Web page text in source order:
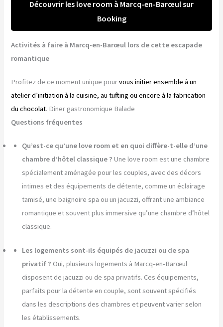
Découvrir les love room à Marcq-en-Barœul sur
Booking
Activités à faire à Marcq-en-Barœul lors de cette escapade
romantique
Profitez de ce moment unique pourvous initier ensemble à un
atelier d’initiation à la cuisine, au tufting ou encore à la fabrication
du chocolat. Diner gastronomique Balade
Questions fréquentes
Qu’est-ce qu’une love room et en quoi diffère-t-elle d’une
chambre d’hôtel classique ? Une love room est une chambre
spécialement aménagée pour les couples, avec des décors
intimes et des équipements de détente, comme un éclairage
tamisé, une baignoire spa ou un jacuzzi, offrant une ambiance
romantique et souvent plus immersive qu’une chambre d’hôtel
classique.
Les logements sont-ils équipés de jacuzzi ou de spa
privatif ? Oui, plusieurs logements à Marcq-en-Barœul
disposent de jacuzzi ou de spa privatifs. Ces équipements,
parfaits pour la détente en couple, sont souvent spécifiés
dans les descriptions des chambres et peuvent varier selon
les établissements.